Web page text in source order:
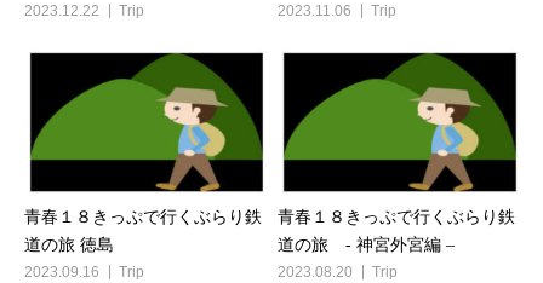
2023.12.22 Trip 2023.11.06 Trip
青春１８きっぷで行くぶらり鉄
道の旅 徳島
2023.09.16 Trip
青春１８きっぷで行くぶらり鉄
道の旅 - 神宮外宮編 –
2023.08.20 Trip